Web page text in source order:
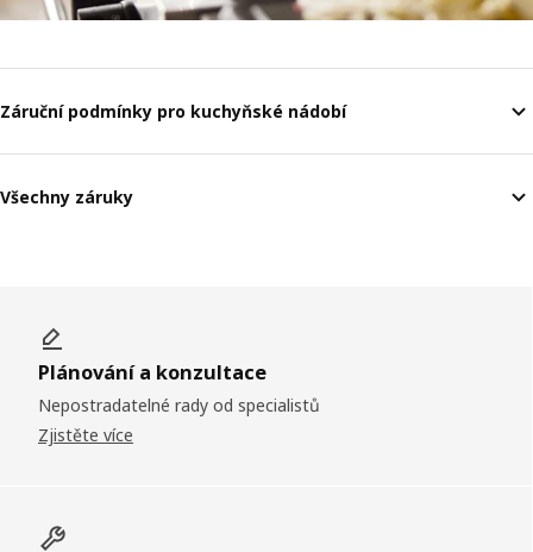
Záruční podmínky pro kuchyňské nádobí
Všechny záruky
Plánování a konzultace
Nepostradatelné rady od specialistů
Zjistěte více